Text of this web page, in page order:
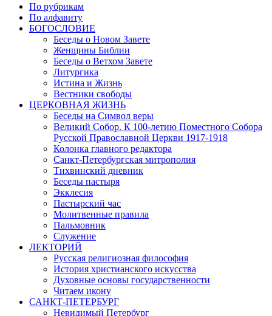
По рубрикам
По алфавиту
БОГОСЛОВИЕ
Беседы о Новом Завете
Женщины Библии
Беседы о Ветхом Завете
Литургика
Истина и Жизнь
Вестники свободы
ЦЕРКОВНАЯ ЖИЗНЬ
Беседы на Символ веры
Великий Собор. К 100-летию Поместного Собора
Русской Православной Церкви 1917-1918
Колонка главного редактора
Санкт-Петербургская митрополия
Тихвинский дневник
Беседы пастыря
Экклесия
Пастырский час
Молитвенные правила
Пальмовник
Служение
ЛЕКТОРИЙ
Русская религиозная философия
История христианского искусства
Духовные основы государственности
Читаем икону
САНКТ-ПЕТЕРБУРГ
Невидимый Петербург